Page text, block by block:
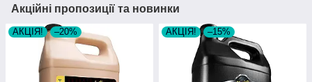
Акційні пропозиції та новинки
АКЦІЯ! –20% АКЦІЯ! –15%